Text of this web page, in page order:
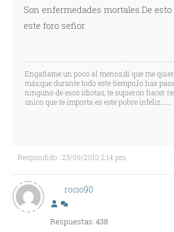
Son enfermedades mortales.De
este foro señor.
Engañame un poco al menos,dí que me
más;que durante todo este tiempo,lo has
ninguno de esos idiotas, te supieron hacer
único que te importa es este pobre infeliz......
Respondido : 23/09/2010 2:14 pm
rocio90
Respuestas: 438